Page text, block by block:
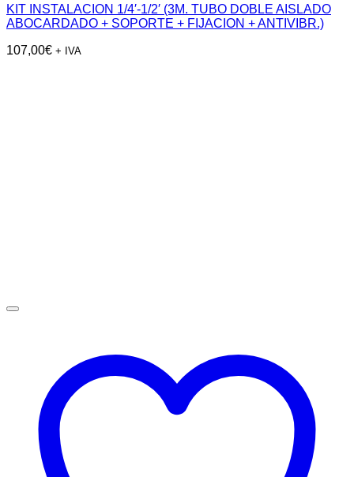
KIT INSTALACION 1/4′-1/2′ (3M. TUBO DOBLE AISLADO
ABOCARDADO + SOPORTE + FIJACION + ANTIVIBR.)
107,00€ + IVA